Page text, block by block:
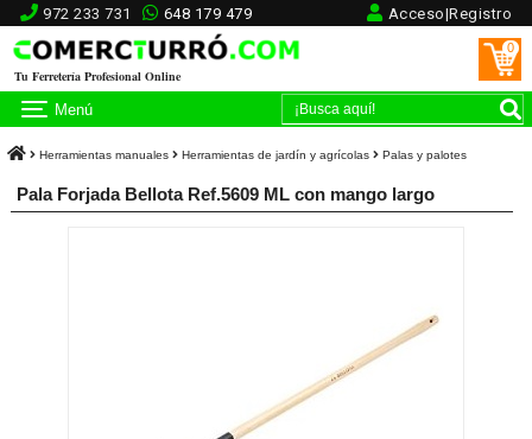
972 233 731 648 179 479 Acceso|Registro
Tu Ferretería Profesional Online
0
Menú
Herramientas manuales Herramientas de jardín y agrícolas Palas y palotes
Pala Forjada Bellota Ref.5609 ML con mango largo